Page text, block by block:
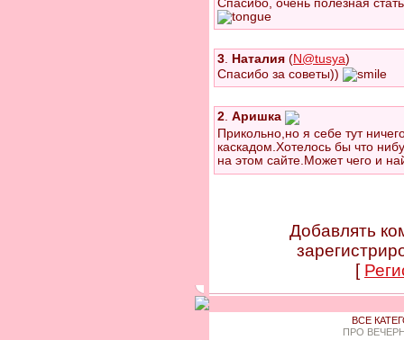
Спасибо, очень полезная
3. Наталия (N@tusya)
Спасибо за советы))
2. Аришка
Прикольно,но я себе тут
каскадом.Хотелось бы что
на этом сайте.Может чего и
Добавлять
[
ВСЕ
ПРО